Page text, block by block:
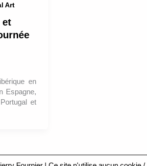
Art
et
en
Espagne,
et